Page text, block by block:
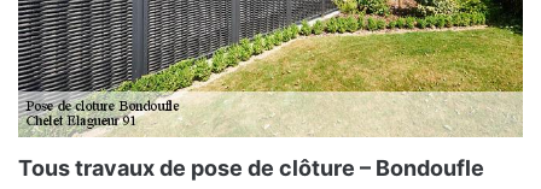
Tous travaux de pose de clôture – Bondoufle